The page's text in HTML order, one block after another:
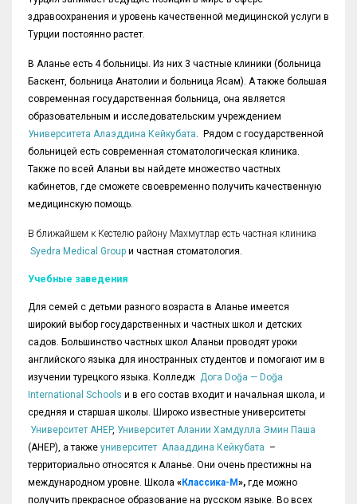
здравоохранения и уровень качественной медицинской услуги в
Турции постоянно растет.
В Аланье есть 4 больницы. Из них 3 частные клиники (больница
Баскент, больница Анатолии и больница Ясам). А также большая
современная государственная больница, она является
образовательным и исследовательским учреждением
Университета Алаэддина Кейкубата. Рядом с государственной
больницей есть современная стоматологическая клиника.
Также по всей Аланьи вы найдете множество частных
кабинетов, где сможете своевременно получить качественную
медицинскую помощь.
В ближайшем к Кестелю району Махмутлар есть частная клиника
Syedra Medical Group и частная стоматология.
Учебные заведения
Для семей с детьми разного возраста в Аланье имеется
широкий выбор государственных и частных школ и детских
садов. Большинство частных школ Аланьи проводят уроки
английского языка для иностранных студентов и помогают им в
изучении турецкого языка. Колледж Дога Doğa — Doğa
International Schools и в его состав входит и начальная школа, и
средняя и старшая школы. Широко известные университеты
Университет AHEP, Университет Алании Хамдулла Эмин Паша
(AHEP), а также университет Алааддина Кейкубата –
территориально относятся к Аланье. Они очень престижны на
международном уровне. Школа «Классика-М», где можно
получить прекрасное образование на русском языке. Во всех